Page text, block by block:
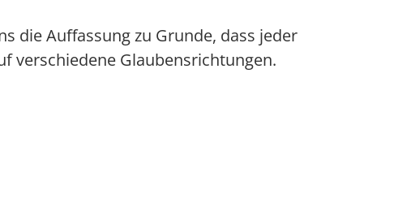
die Auffassung zu Grunde, dass jeder
verschiedene Glaubensrichtungen.